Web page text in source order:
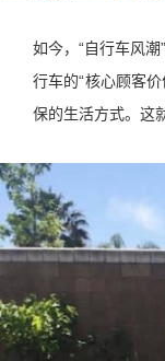
如今，“自行车风
行车的“核心顾客
保的生活方式。这